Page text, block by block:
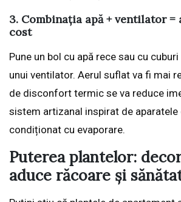
3. Combinația apă + ventilator =
cost
Pune un bol cu apă rece sau cu
unui ventilator. Aerul suflat va fi mai
de disconfort termic se va reduce
sistem artizanal inspirat de aparatele
condiționat cu evaporare.
Puterea plantelor:
aduce răcoare și